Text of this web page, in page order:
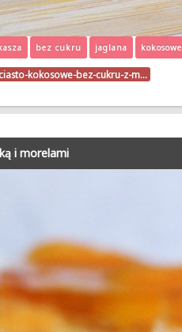
bez cukru jaglana kokosowe
kokosowe-bez-cukru-z-m…
i morelami